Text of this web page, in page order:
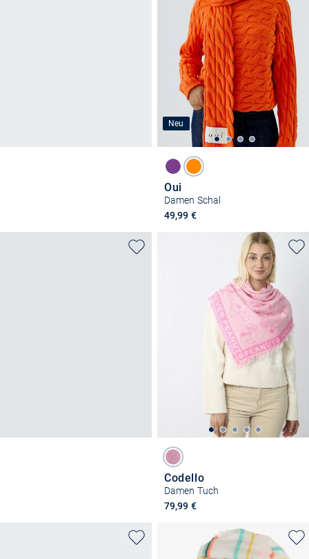
Neu
Oui
Damen Schal
49,99 €
Codello
Damen Tuch
79,99 €